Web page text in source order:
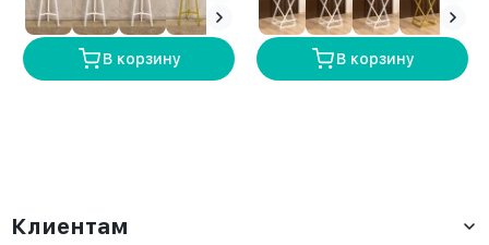
В корзину В корзину
Клиентам